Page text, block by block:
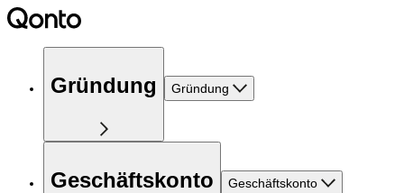
Gründung Gründung
Geschäftskonto Geschäftskonto